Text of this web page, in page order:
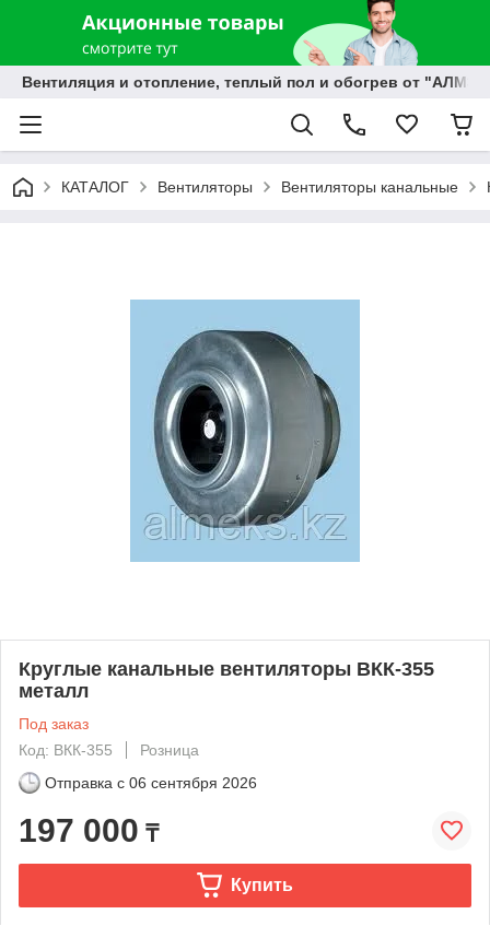
Вентиляция и отопление, теплый пол и обогрев от
КАТАЛОГ Вентиляторы Вентиляторы канальные
Круглые канальные вентиляторы ВКК-355
металл
Под заказ
Код: ВКК-355
Розница
Отправка с 06 сентября 2026
197 000 ₸
Купить